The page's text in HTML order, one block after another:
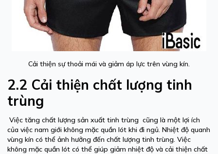
Cải thiện sự thoải mái và giảm áp lực trên vùng kín.
2.2 Cải thiện chất lượng tinh
trùng
Việc tăng chất lượng sản xuất tinh trùng cũng là một lợi ích
của việc nam giới không mặc quần lót khi đi ngủ. Nhiệt độ quanh
vùng kín có thể ảnh hưởng đến chất lượng tinh trùng. Việc
không mặc quần lót có thể giúp giảm nhiệt độ và cải thiện chất